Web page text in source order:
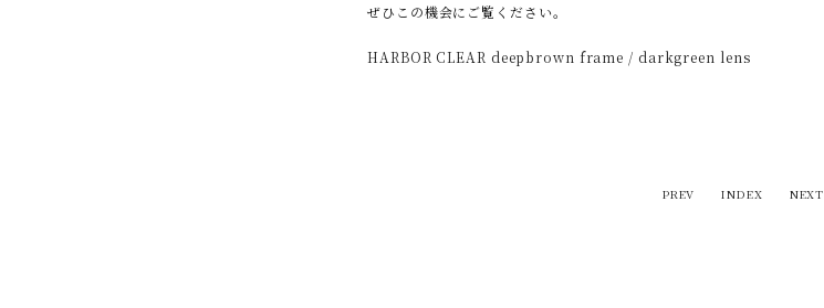
ぜひこの機会にご覧ください。
HARBOR CLEAR deepbrown frame / darkgreen lens
PREV INDEX NEXT